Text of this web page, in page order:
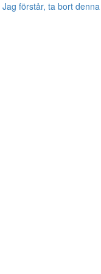
Jag förstår, ta bort